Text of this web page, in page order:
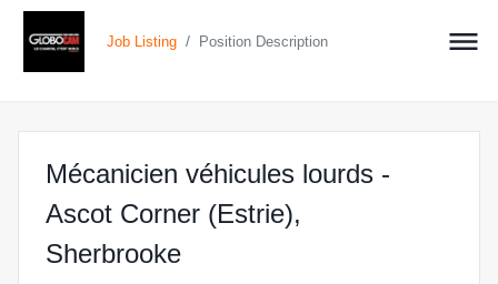
Job Listing / Position Description
Mécanicien véhicules lourds -
Ascot Corner (Estrie),
Sherbrookeat GLOBOCAM in Ascot